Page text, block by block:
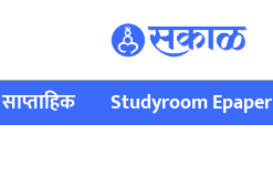
साप्ताहिक Studyroom Epaper